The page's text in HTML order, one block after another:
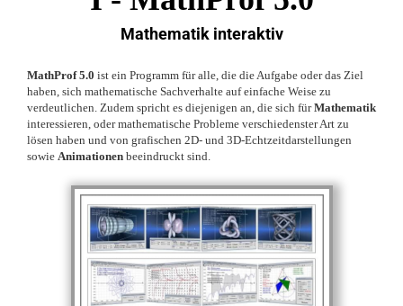
Mathematik interaktiv
MathProf 5.0 ist ein Programm für alle, die die Aufgabe oder das Ziel
haben, sich mathematische Sachverhalte auf einfache Weise zu
verdeutlichen. Zudem spricht es diejenigen an, die sich fürMathematik
interessieren, oder mathematische Probleme verschiedenster Art zu
lösen haben und von grafischen 2D- und 3D-Echtzeitdarstellungen
sowie Animationen beeindruckt sind.